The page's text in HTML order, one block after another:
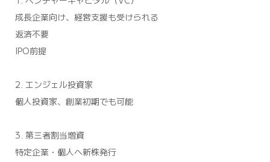
成長企業向け、経営支援も受けられる
返済不要
IPO前提
2. エンジェル投資家
個人投資家、創業初期でも可能
3. 第三者割当増資
特定企業・個人へ新株発行